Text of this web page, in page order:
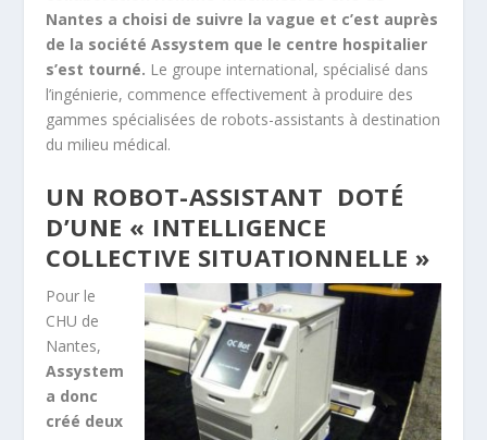
Nantes a choisi de suivre la vague et c’est auprès
de la société Assystem que le centre hospitalier
s’est tourné. Le groupe international, spécialisé dans
l’ingénierie, commence effectivement à produire des
gammes spécialisées de robots-assistants à destination
du milieu médical.
UN ROBOT-ASSISTANT DOTÉ
D’UNE « INTELLIGENCE
COLLECTIVE SITUATIONNELLE »
Pour le
CHU de
Nantes,
Assystem
a donc
créé deux